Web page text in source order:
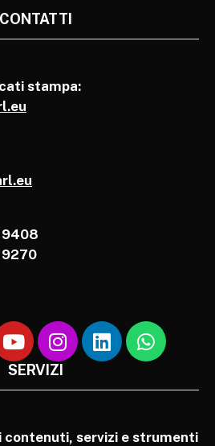
CONTATTI
stampa:
9408
9270
SERVIZI
contenuti, servizi e strumenti